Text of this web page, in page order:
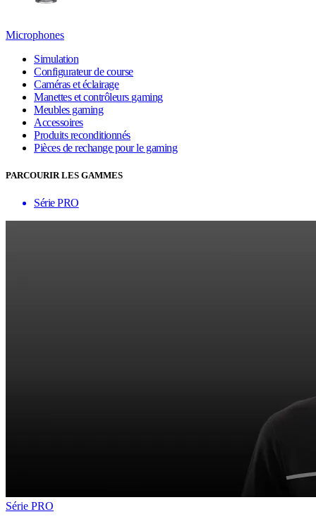
Microphones
Simulation
Configurateur de course
Caméras et éclairage
Manettes et contrôleurs gaming
Meubles gaming
Accessoires
Produits reconditionnés
Pièces de rechange pour le gaming
PARCOURIR LES GAMMES
Série PRO
Série PRO